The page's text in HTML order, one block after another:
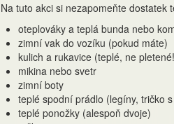
Na tuto akci si nezapomeňte dostatek
oteplováky a teplá bunda nebo
zimní vak do vozíku (pokud máte)
kulich a rukavice (teplé, ne
mikina nebo svetr
zimní boty
teplé spodní prádlo (legíny, tričko
teplé ponožky (alespoň dvoje)